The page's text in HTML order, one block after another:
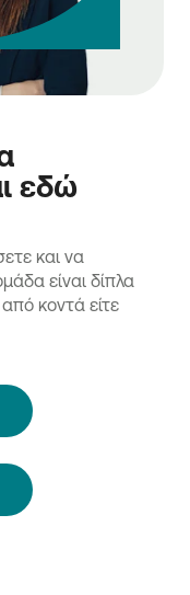
εδώ
και να
είναι δίπλα
κοντά είτε